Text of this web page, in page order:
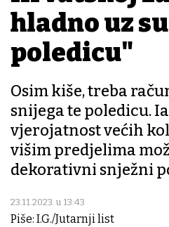
hladno uz
poledicu"
Osim kiše, treba
snijega te poledicu.
vjerojatnost većih
višim predjelima
dekorativni snježni
23.11.2023. u 13:43
Piše: I.G./Jutarnji list